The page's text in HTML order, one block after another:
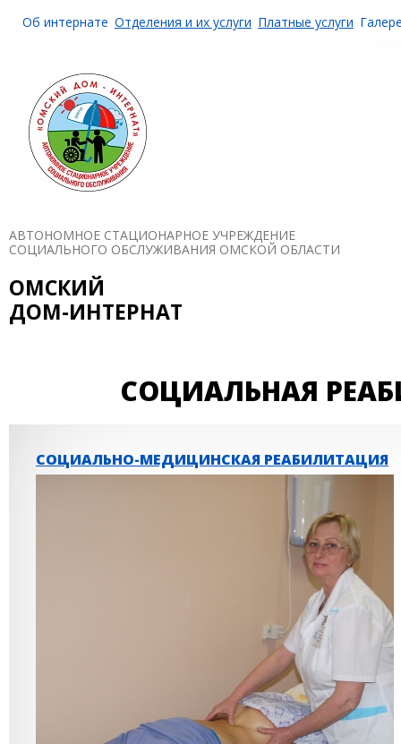
Об интернате Отделения и их услуги Платные услуги
АВТОНОМНОЕ СТАЦИОНАРНОЕ УЧРЕЖДЕНИЕ
СОЦИАЛЬНОГО ОБСЛУЖИВАНИЯ ОМСКОЙ ОБЛАСТИ
ОМСКИЙ
ДОМ-ИНТЕРНАТ
СОЦИАЛЬНАЯ
СОЦИАЛЬНО-МЕДИЦИНСКАЯ РЕАБИЛИТАЦИЯ